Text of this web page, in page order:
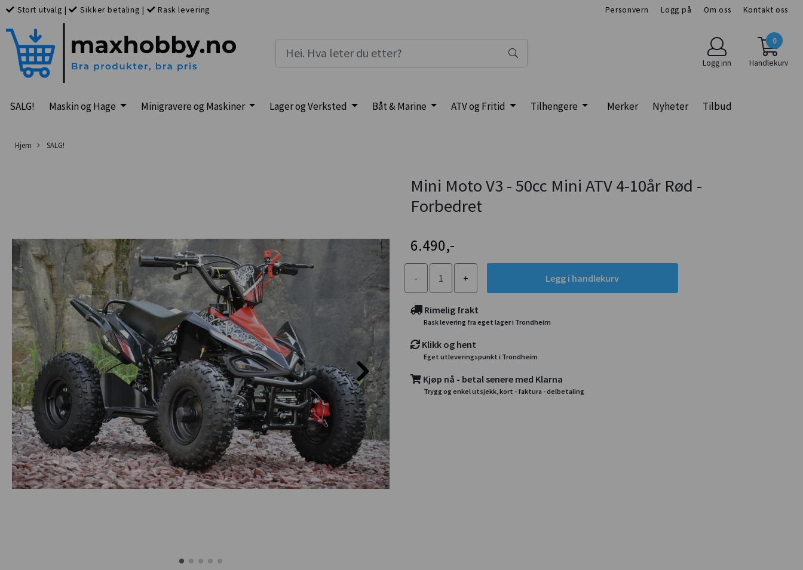
Stort utvalg | Sikker betaling | Rask levering Personvern Logg på Om oss Kontakt oss
Logg inn
0
Handlekurv
SALG! Maskin og Hage Minigravere og Maskiner Lager og Verksted Båt & Marine ATV og Fritid Tilhengere Merker Nyheter Tilbud
Hjem SALG!
Mini Moto V3 - 50cc Mini ATV 4-10år Rød -
Forbedret
6.490,-
Legg i handlekurv
Rimelig frakt
Rask levering fra eget lager i Trondheim
Klikk og hent
Eget utleveringspunkt i Trondheim
Kjøp nå - betal senere med Klarna
Trygg og enkel utsjekk, kort - faktura - delbetaling